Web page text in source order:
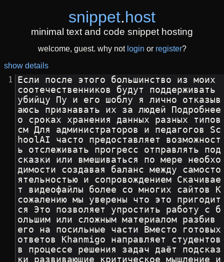
snippet.host
minimal text and code snippet hosting
welcome, guest. why not login or register?
show details
Если после этого большинство из моих
соотечественников будут поддерживать
убийцу Пу и его шоблу я лично отказыв
аюсь признавать их за людей Подробнее
о сроках хранения данных разных типов
см Для администраторов и педагогов Sc
hoolAI часто предоставляет возможност
ь отслеживать прогресс отправлять под
сказки или вмешиваться по мере необхо
димости создавая баланс между самосто
ятельностью и сопровождением Скачивае
т видеофайлы более со многих сайтов К
сожалению мы уверены что это пригодит
ся Это позволяет упростить работу с б
ольшим или сложным материалом разбив
его на посильные части Вместо готовых
ответов Khanmigo направляет студентов
в процессе решения задач даёт подсказ
ки развивающие критическое мышление и